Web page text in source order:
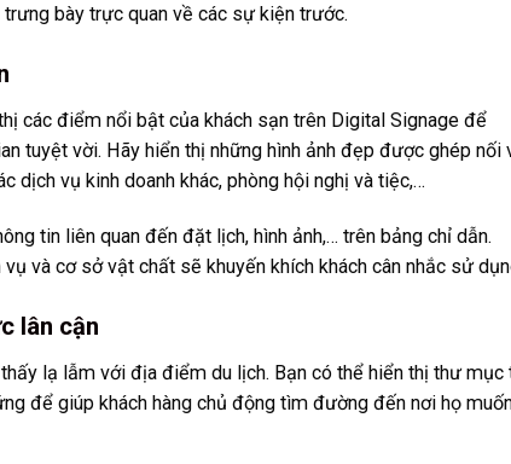
bày trực quan về các sự kiện trước.
các điểm nổi bật của khách sạn trên Digital Signage để
tuyệt vời. Hãy hiển thị những hình ảnh đẹp được ghép nối
dịch vụ kinh doanh khác, phòng hội nghị và tiệc,…
tin liên quan đến đặt lịch, hình ảnh,… trên bảng chỉ dẫn.
và cơ sở vật chất sẽ khuyến khích khách cân nhắc sử
lân cận
lạ lẫm với địa điểm du lịch. Bạn có thể hiển thị thư mục
để giúp khách hàng chủ động tìm đường đến nơi họ